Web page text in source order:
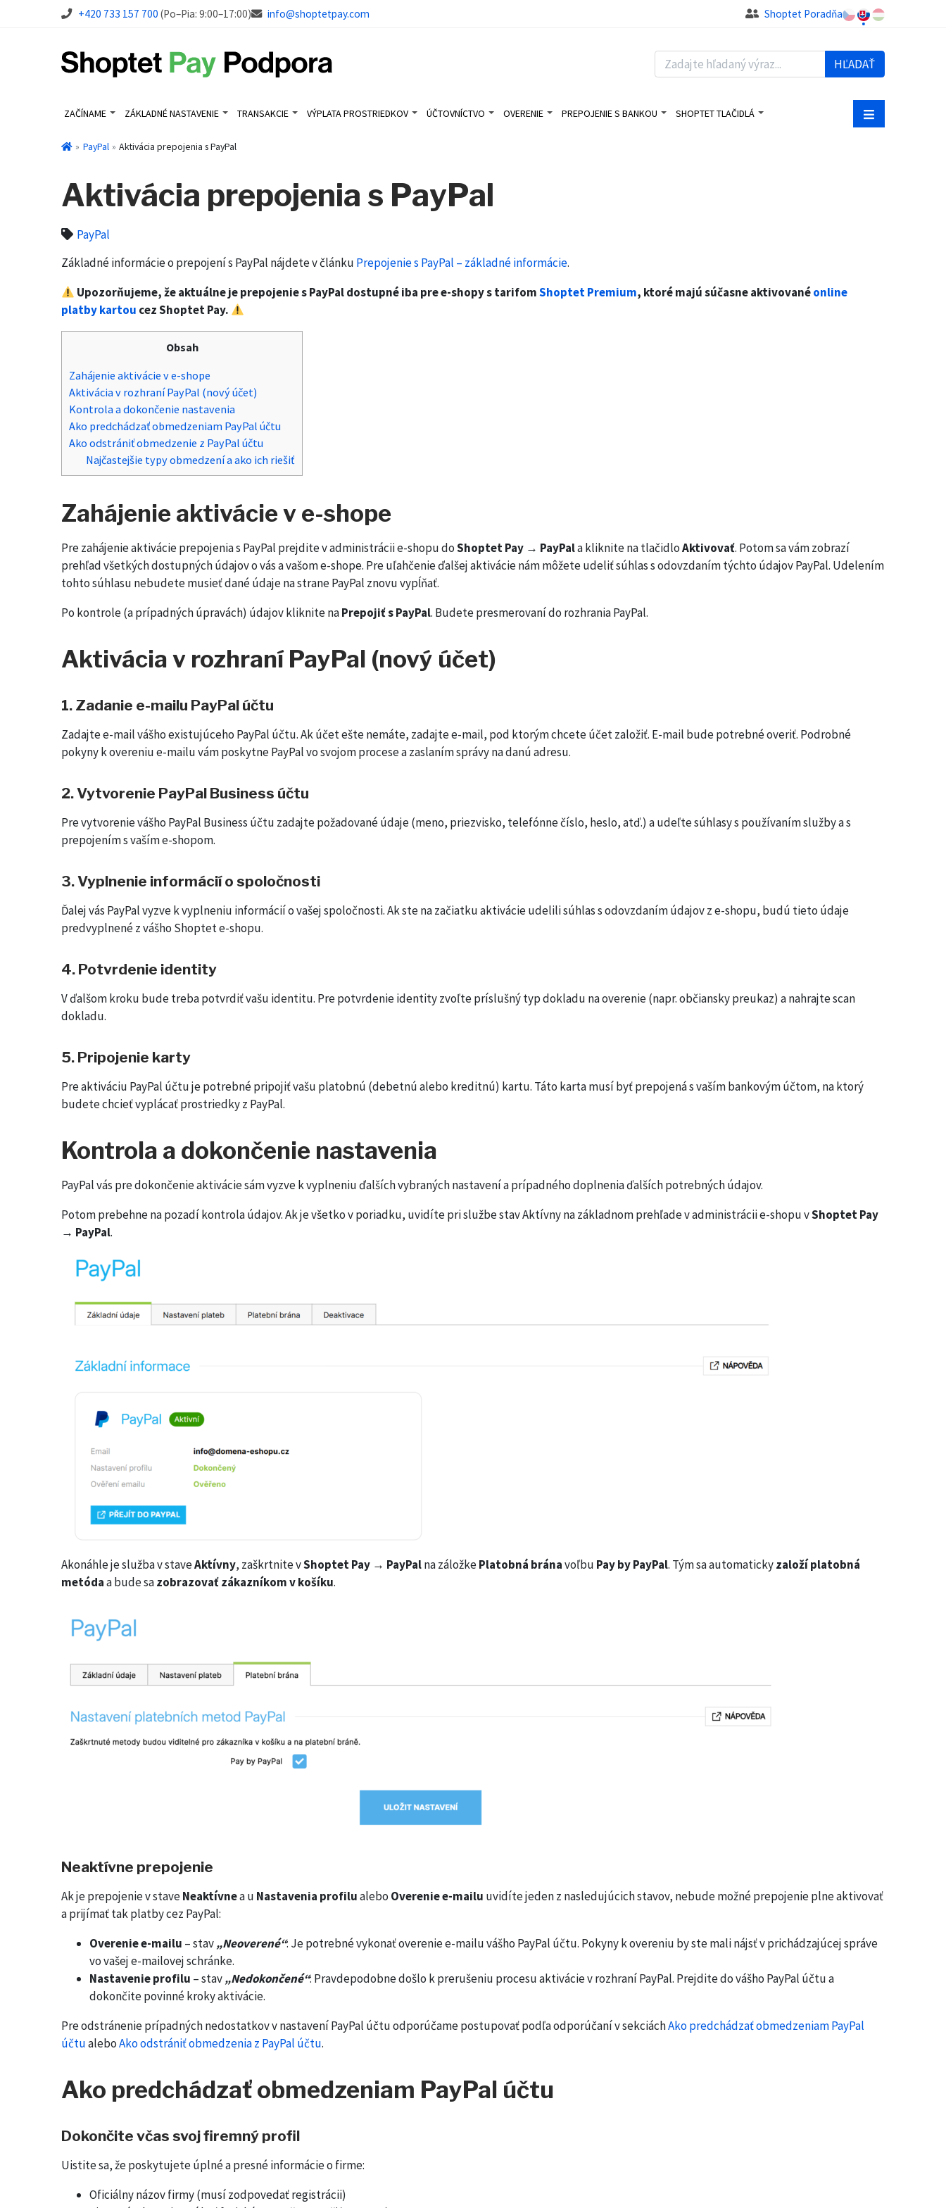
+420 733 157 700 (Po–Pia: 9:00–17:00) info@shoptetpay.com Shoptet Poradňa
HĽADAŤ
ZAČÍNAME ZÁKLADNÉ NASTAVENIE TRANSAKCIE VÝPLATA PROSTRIEDKOV ÚČTOVNÍCTVO OVERENIE PREPOJENIE S BANKOU SHOPTET TLAČIDLÁ
PayPal Aktivácia prepojenia s PayPal
Aktivácia prepojenia s PayPal
PayPal
Základné informácie o prepojení s PayPal nájdete v článku Prepojenie s PayPal – základné informácie.
Upozorňujeme, že aktuálne je prepojenie s PayPal dostupné iba pre e-shopy s tarifomShoptet Premium, ktoré majú súčasne aktivovanéonline
platby kartou cez Shoptet Pay.
Obsah
Zahájenie aktivácie v e-shope
Aktivácia v rozhraní PayPal (nový účet)
Kontrola a dokončenie nastavenia
Ako predchádzať obmedzeniam PayPal účtu
Ako odstrániť obmedzenie z PayPal účtu
Najčastejšie typy obmedzení a ako ich riešiť
Zahájenie aktivácie v e-shope
Pre zahájenie aktivácie prepojenia s PayPal prejdite v administrácii e-shopu doShoptet Pay → PayPala kliknite na tlačidloAktivovať. Potom sa vám zobrazí
prehľad všetkých dostupných údajov o vás a vašom e-shope. Pre uľahčenie ďalšej aktivácie nám môžete udeliť súhlas s odovzdaním týchto údajov PayPal. Udelením
tohto súhlasu nebudete musieť dané údaje na strane PayPal znovu vypĺňať.
Po kontrole (a prípadných úpravách) údajov kliknite naPrepojiť s PayPal. Budete presmerovaní do rozhrania PayPal.
Aktivácia v rozhraní PayPal (nový účet)
1. Zadanie e-mailu PayPal účtu
Zadajte e-mail vášho existujúceho PayPal účtu. Ak účet ešte nemáte, zadajte e-mail, pod ktorým chcete účet založiť. E-mail bude potrebné overiť. Podrobné
pokyny k overeniu e-mailu vám poskytne PayPal vo svojom procese a zaslaním správy na danú adresu.
2. Vytvorenie PayPal Business účtu
Pre vytvorenie vášho PayPal Business účtu zadajte požadované údaje (meno, priezvisko, telefónne číslo, heslo, atď.) a udeľte súhlasy s používaním služby a s
prepojením s vaším e-shopom.
3. Vyplnenie informácií o spoločnosti
Ďalej vás PayPal vyzve k vyplneniu informácií o vašej spoločnosti. Ak ste na začiatku aktivácie udelili súhlas s odovzdaním údajov z e-shopu, budú tieto údaje
predvyplnené z vášho Shoptet e-shopu.
4. Potvrdenie identity
V ďalšom kroku bude treba potvrdiť vašu identitu. Pre potvrdenie identity zvoľte príslušný typ dokladu na overenie (napr. občiansky preukaz) a nahrajte scan
dokladu.
5. Pripojenie karty
Pre aktiváciu PayPal účtu je potrebné pripojiť vašu platobnú (debetnú alebo kreditnú) kartu. Táto karta musí byť prepojená s vaším bankovým účtom, na ktorý
budete chcieť vyplácať prostriedky z PayPal.
Kontrola a dokončenie nastavenia
PayPal vás pre dokončenie aktivácie sám vyzve k vyplneniu ďalších vybraných nastavení a prípadného doplnenia ďalších potrebných údajov.
Potom prebehne na pozadí kontrola údajov. Ak je všetko v poriadku, uvidíte pri službe stav Aktívny na základnom prehľade v administrácii e-shopu vShoptet Pay
→ PayPal.
Akonáhle je služba v staveAktívny, zaškrtnite vShoptet Pay → PayPalna záložkePlatobná bránavoľbu Pay by PayPal. Tým sa automatickyzaloží platobná
metódaa bude sazobrazovať zákazníkom v košíku.
Neaktívne prepojenie
Ak je prepojenie v staveNeaktívnea u Nastavenia profilualebo Overenie e-mailu uvidíte jeden z nasledujúcich stavov, nebude možné prepojenie plne aktivovať
a prijímať tak platby cez PayPal:
Overenie e-mailu – stav„Neoverené“: Je potrebné vykonať overenie e-mailu vášho PayPal účtu. Pokyny k overeniu by ste mali nájsť v prichádzajúcej správe
vo vašej e-mailovej schránke.
Nastavenie profilu – stav„Nedokončené“: Pravdepodobne došlo k prerušeniu procesu aktivácie v rozhraní PayPal. Prejdite do vášho PayPal účtu a
dokončite povinné kroky aktivácie.
Pre odstránenie prípadných nedostatkov v nastavení PayPal účtu odporúčame postupovať podľa odporúčaní v sekciáchAko predchádzať obmedzeniam PayPal
účtualeboAko odstrániť obmedzenia z PayPal účtu.
Ako predchádzať obmedzeniam PayPal účtu
Dokončite včas svoj firemný profil
Uistite sa, že poskytujete úplné a presné informácie o firme:
Oficiálny názov firmy (musí zodpovedať registrácii)